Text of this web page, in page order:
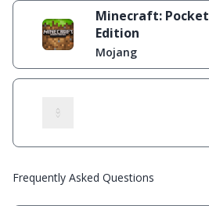
Minecraft: Pocket
Edition
Mojang
Frequently Asked Questions